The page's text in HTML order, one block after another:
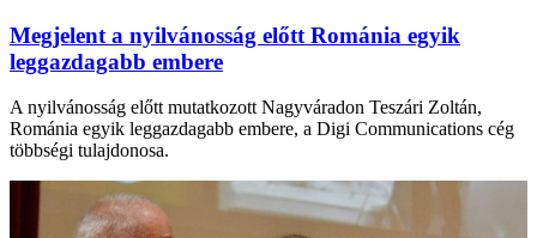
Megjelent a nyilvánosság előtt Románia egyik
leggazdagabb embere
A nyilvánosság előtt mutatkozott Nagyváradon Teszári Zoltán,
Románia egyik leggazdagabb embere, a Digi Communications cég
többségi tulajdonosa.